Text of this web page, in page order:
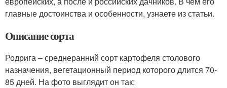
главные достоинства и особенности, узнаете из статьи.
Описание сорта
Родрига – среднеранний сорт картофеля столового
назначения, вегетационный период которого длится 70-
85 дней. На фото выглядит он так: